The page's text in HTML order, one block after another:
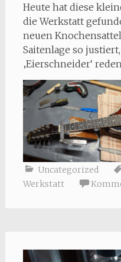
Heute hat diese
die Werkstatt
neuen
Saitenlage so
‚Eierschneider‘
Uncategorized
Werkstatt